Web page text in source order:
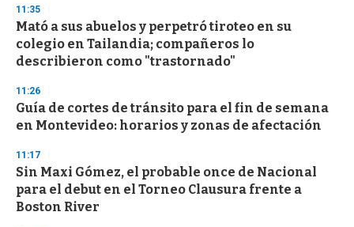
s
e
c
o
n
11:35
Mató a sus abuelos y perpetró tiroteo en su
colegio en Tailandia; compañeros lo
describieron como "trastornado"
11:26
Guía de cortes de tránsito para el fin de semana
en Montevideo: horarios y zonas de afectación
11:17
Sin Maxi Gómez, el probable once de Nacional
para el debut en el Torneo Clausura frente a
Boston River